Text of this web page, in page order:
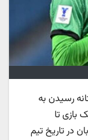
در آستانه رسیدن به
بازی تا
در تاریخ تیم